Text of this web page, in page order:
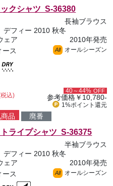
クシャツ S-36380
長袖ブラウス
フィー 2010 秋冬
ェア
2010年発売
ース
All オールシーズン
込)
40～44% OFF
参考価格￥10,780-
1%ポイント 還元
商品 廃番
ライプシャツ S-36375
半袖ブラウス
フィー 2010 秋冬
ェア
2010年発売
ース
All オールシーズン